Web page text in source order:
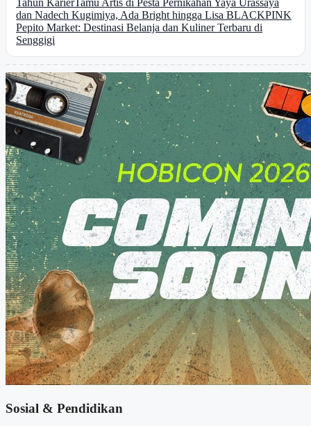
Tahun KarierTamu Artis di Pesta Pernikahan Yaya Urassaya
dan Nadech Kugimiya, Ada Bright hingga Lisa BLACKPINK
Pepito Market: Destinasi Belanja dan Kuliner Terbaru di
Senggigi
Sosial & Pendidikan